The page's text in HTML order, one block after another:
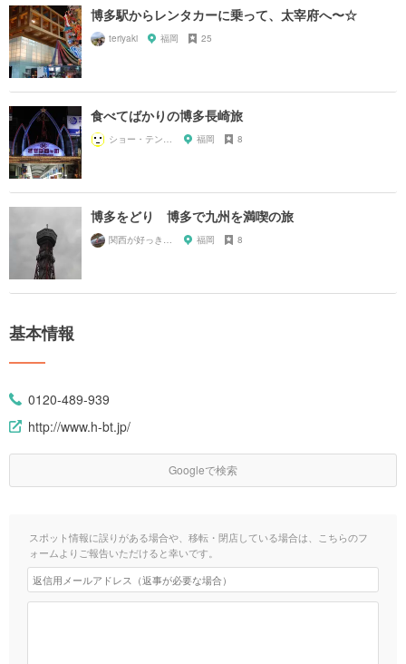
博多駅からレンタカーに乗って、太宰府へ〜☆
teriyaki 福岡 25
食べてばかりの博多長崎旅
福岡 8
博多をどり 博多で九州を満喫の旅
福岡 8
基本情報
0120-489-939
http://www.h-bt.jp/
Googleで検索
スポット情報に誤りがある場合や、移転・閉店している場合は、こちらのフ
ォームよりご報告いただけると幸いです。